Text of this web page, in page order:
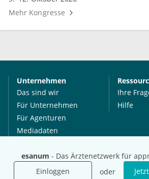
esanum - Das Ärztenetzwerk für
Einloggen
oder
Mehr Kongresse
Unternehmen
Das sind wir
Für Unternehmen
Für Agenturen
Mediadaten
Karriere
Ihre
Hilfe